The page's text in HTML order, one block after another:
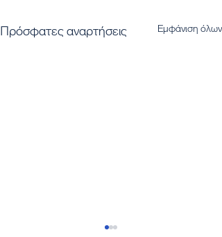
Πρόσφατες αναρτήσεις Εμφάνιση όλων